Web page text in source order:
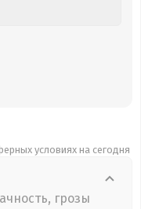
условиях на сегодня
грозы